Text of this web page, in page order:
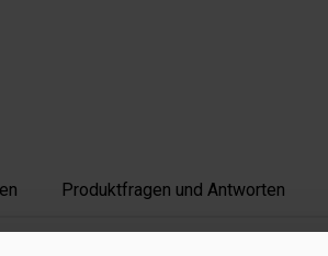
Produktfragen und Antworten